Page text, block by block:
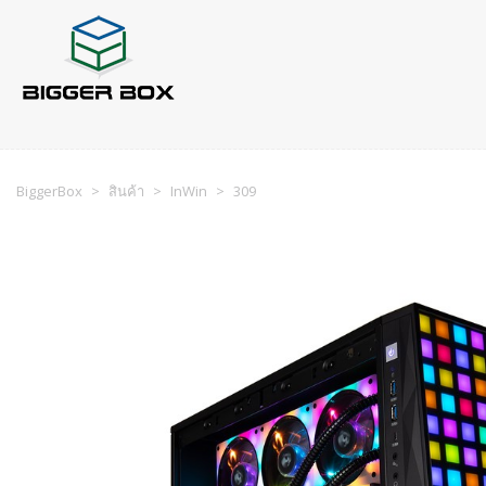
BiggerBox > สินค้า > InWin > 309